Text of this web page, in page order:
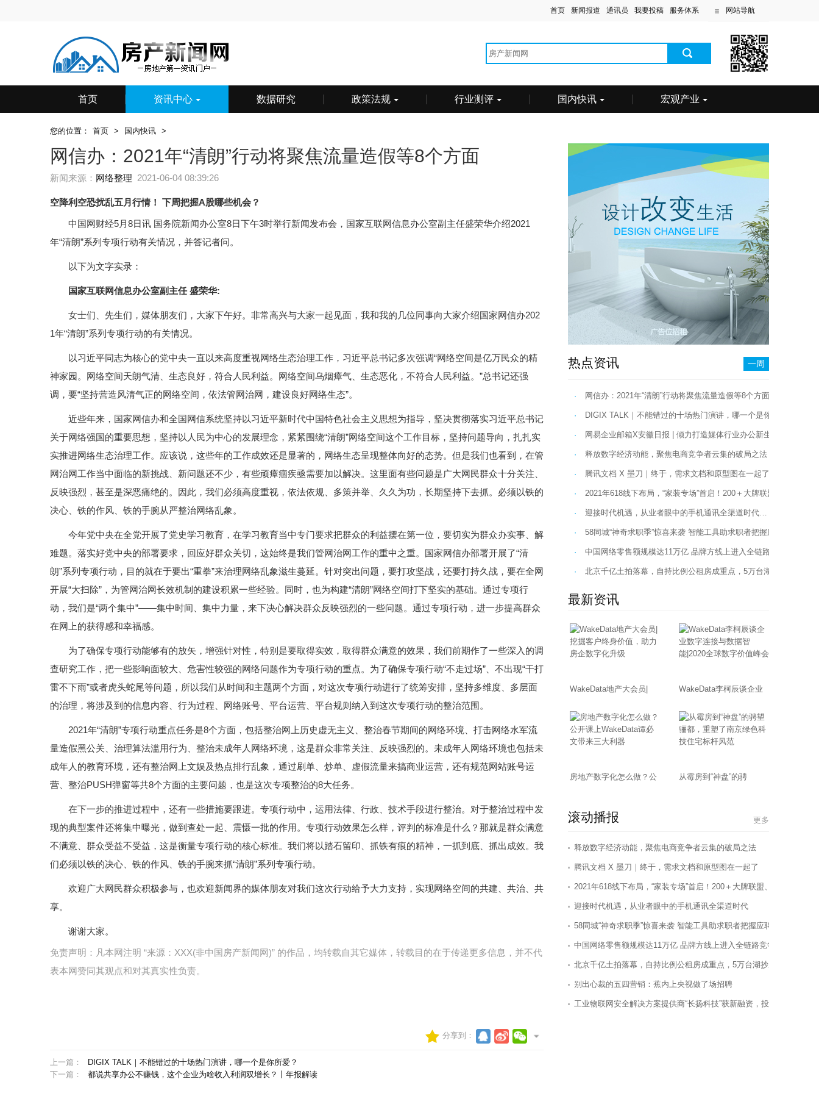
首页 新闻报道 通讯员 我要投稿 服务体系 网站导航
首页 资讯中心 数据研究 政策法规 行业测评 国内快讯 宏观产业
您的位置： 首页 > 国内快讯 >
网信办：2021年“清朗”行动将聚焦流量造假等8个方面
新闻来源： 网络整理 2021-06-04 08:39:26
空降利空恐扰乱五月行情！ 下周把握A股哪些机会？
中国网财经5月8日讯 国务院新闻办公室8日下午3时举行新闻发布会，国家互联网信息办公室副主任盛荣华介绍2021
年“清朗”系列专项行动有关情况，并答记者问。
以下为文字实录：
国家互联网信息办公室副主任 盛荣华:
女士们、先生们，媒体朋友们，大家下午好。非常高兴与大家一起见面，我和我的几位同事向大家介绍国家网信办202
1年“清朗”系列专项行动的有关情况。
以习近平同志为核心的党中央一直以来高度重视网络生态治理工作，习近平总书记多次强调“网络空间是亿万民众的精
神家园。网络空间天朗气清、生态良好，符合人民利益。网络空间乌烟瘴气、生态恶化，不符合人民利益。”总书记还强
调，要“坚持营造风清气正的网络空间，依法管网治网，建设良好网络生态”。
近些年来，国家网信办和全国网信系统坚持以习近平新时代中国特色社会主义思想为指导，坚决贯彻落实习近平总书记
关于网络强国的重要思想，坚持以人民为中心的发展理念，紧紧围绕“清朗”网络空间这个工作目标，坚持问题导向，扎扎实
实推进网络生态治理工作。应该说，这些年的工作成效还是显著的，网络生态呈现整体向好的态势。但是我们也看到，在管
网治网工作当中面临的新挑战、新问题还不少，有些顽瘴痼疾亟需要加以解决。这里面有些问题是广大网民群众十分关注、
反映强烈，甚至是深恶痛绝的。因此，我们必须高度重视，依法依规、多策并举、久久为功，长期坚持下去抓。必须以铁的
决心、铁的作风、铁的手腕从严整治网络乱象。
今年党中央在全党开展了党史学习教育，在学习教育当中专门要求把群众的利益摆在第一位，要切实为群众办实事、解
难题。落实好党中央的部署要求，回应好群众关切，这始终是我们管网治网工作的重中之重。国家网信办部署开展了“清
朗”系列专项行动，目的就在于要出“重拳”来治理网络乱象滋生蔓延。针对突出问题，要打攻坚战，还要打持久战，要在全网
开展“大扫除”，为管网治网长效机制的建设积累一些经验。同时，也为构建“清朗”网络空间打下坚实的基础。通过专项行
动，我们是“两个集中”——集中时间、集中力量，来下决心解决群众反映强烈的一些问题。通过专项行动，进一步提高群众
在网上的获得感和幸福感。
为了确保专项行动能够有的放矢，增强针对性，特别是要取得实效，取得群众满意的效果，我们前期作了一些深入的调
查研究工作，把一些影响面较大、危害性较强的网络问题作为专项行动的重点。为了确保专项行动“不走过场”、不出现“干打
雷不下雨”或者虎头蛇尾等问题，所以我们从时间和主题两个方面，对这次专项行动进行了统筹安排，坚持多维度、多层面
的治理，将涉及到的信息内容、行为过程、网络账号、平台运营、平台规则纳入到这次专项行动的整治范围。
2021年“清朗”专项行动重点任务是8个方面，包括整治网上历史虚无主义、整治春节期间的网络环境、打击网络水军流
量造假黑公关、治理算法滥用行为、整治未成年人网络环境，这是群众非常关注、反映强烈的。未成年人网络环境也包括未
成年人的教育环境，还有整治网上文娱及热点排行乱象，通过刷单、炒单、虚假流量来搞商业运营，还有规范网站账号运
营、整治PUSH弹窗等共8个方面的主要问题，也是这次专项整治的8大任务。
在下一步的推进过程中，还有一些措施要跟进。专项行动中，运用法律、行政、技术手段进行整治。对于整治过程中发
现的典型案件还将集中曝光，做到查处一起、震慑一批的作用。专项行动效果怎么样，评判的标准是什么？那就是群众满意
不满意、群众受益不受益，这是衡量专项行动的核心标准。我们将以踏石留印、抓铁有痕的精神，一抓到底、抓出成效。我
们必须以铁的决心、铁的作风、铁的手腕来抓“清朗”系列专项行动。
欢迎广大网民群众积极参与，也欢迎新闻界的媒体朋友对我们这次行动给予大力支持，实现网络空间的共建、共治、共
享。
谢谢大家。
免责声明：凡本网注明 “来源：XXX(非中国房产新闻网)” 的作品，均转载自其它媒体，转载目的在于传递更多信息，并不代
表本网赞同其观点和对其真实性负责。
分享到：
上一篇：
DIGIX TALK｜不能错过的十场热门演讲，哪一个是你所爱？
下一篇：
都说共享办公不赚钱，这个企业为啥收入利润双增长？丨年报解读
热点资讯 一周
· 网信办：2021年“清朗”行动将聚焦流量造假等8个方面…
· DIGIX TALK｜不能错过的十场热门演讲，哪一个是你所爱？…
· 网易企业邮箱X安徽日报 | 倾力打造媒体行业办公新生态！…
· 释放数字经济动能，聚焦电商竞争者云集的破局之法 …
· 腾讯文档 X 墨刀｜终于，需求文档和原型图在一起了…
· 2021年618线下布局，“家装专场”首启！200＋大牌联盟、狂欢1折
· 迎接时代机遇，从业者眼中的手机通讯全渠道时代…
· 58同城“神奇求职季”惊喜来袭 智能工具助求职者把握应聘主动权…
· 中国网络零售额规模达11万亿 品牌方线上进入全链路竞争时代…
· 北京千亿土拍落幕，自持比例公租房成重点，5万台湖抄底进行时
最新资讯
WakeData地产大会员| WakeData李柯辰谈企业
房地产数字化怎么做？公 从霉房到“神盘”的骋
滚动播报 更多
释放数字经济动能，聚焦电商竞争者云集的破局之法
腾讯文档 X 墨刀｜终于，需求文档和原型图在一起了
2021年618线下布局，“家装专场”首启！200＋大牌联盟、狂欢1折起
迎接时代机遇，从业者眼中的手机通讯全渠道时代
58同城“神奇求职季”惊喜来袭 智能工具助求职者把握应聘主动权
中国网络零售额规模达11万亿 品牌方线上进入全链路竞争时代
北京千亿土拍落幕，自持比例公租房成重点，5万台湖抄底进行时！
别出心裁的五四营销：蕉内上央视做了场招聘
工业物联网安全解决方案提供商“长扬科技”获新融资，投资方含百